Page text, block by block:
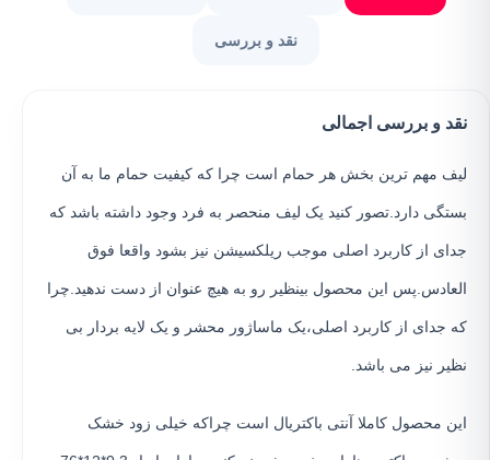
نقد و بررسی
نقد و بررسی اجمالی
لیف مهم ترین بخش هر حمام است چرا که کیفیت حمام ما به آن
بستگی دارد.تصور کنید یک لیف منحصر به فرد وجود داشته باشد که
جدای از کاربرد اصلی موجب ریلکسیشن نیز بشود واقعا فوق
العادس.پس این محصول بینظیر رو به هیچ عنوان از دست ندهید.چرا
که جدای از کاربرد اصلی،یک ماساژور محشر و یک لایه بردار بی
نظیر نیز می باشد.
این محصول کاملا آنتی باکتریال است چراکه خیلی زود خشک